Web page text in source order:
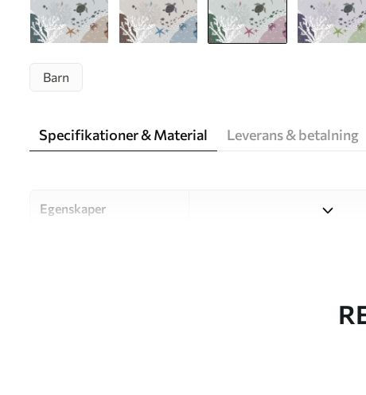
Barn
Specifikationer & Material Leverans & betalning
Egenskaper